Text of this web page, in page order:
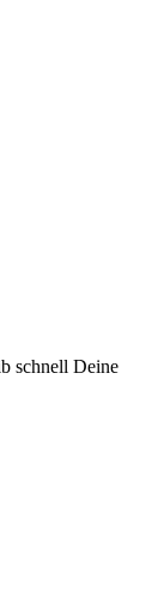
schnell Deine